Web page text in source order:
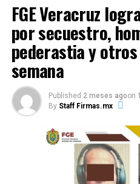
FGE Veracruz
por secuestro,
pederastia y
semana
Published 2 meses agoon
By Staff Firmas.mx